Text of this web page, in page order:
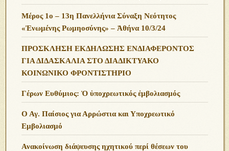
Μέρος 1ο – 13η Πανελλήνια Σύναξη Νεότητος
«Ἑνωμένης Ρωμηοσύνης» – Ἀθήνα 10/3/24
ΠΡΟΣΚΛΗΣΗ ΕΚΔΗΛΩΣΗΣ ΕΝΔΙΑΦΕΡΟΝΤΟΣ
ΓΙΑ ΔΙΔΑΣΚΑΛΙΑ ΣΤΟ ΔΙΑΔΙΚΤΥΑΚΟ
ΚΟΙΝΩΝΙΚΟ ΦΡΟΝΤΙΣΤΗΡΙΟ
Γέρων Ευθύμιος: Ὁ ὑποχρεωτικός ἐμβολιασμός
Ο Αγ. Παίσιος για Αρρώστια και Υποχρεωτικό
Εμβολιασμό
Ανακοίνωση διάψευσης ηχητικού περί θέσεων του